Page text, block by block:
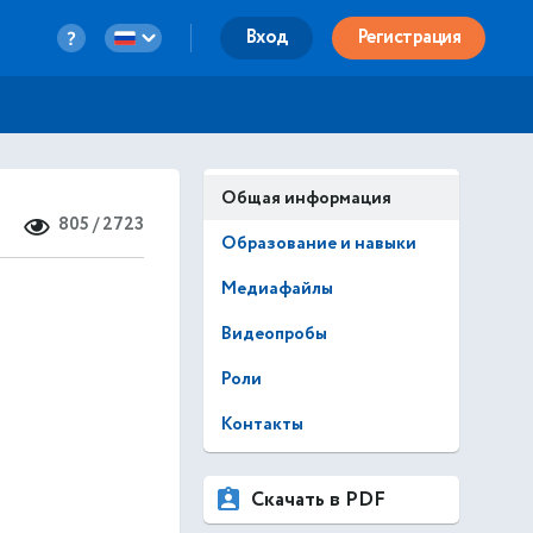
Вход Регистрация
805 / 2723
Общая информация
Образование и навыки
Медиафайлы
Видеопробы
Роли
Контакты
Скачать в PDF